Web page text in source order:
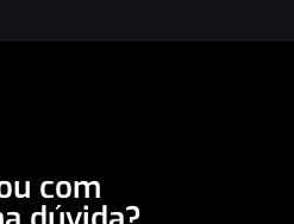
com